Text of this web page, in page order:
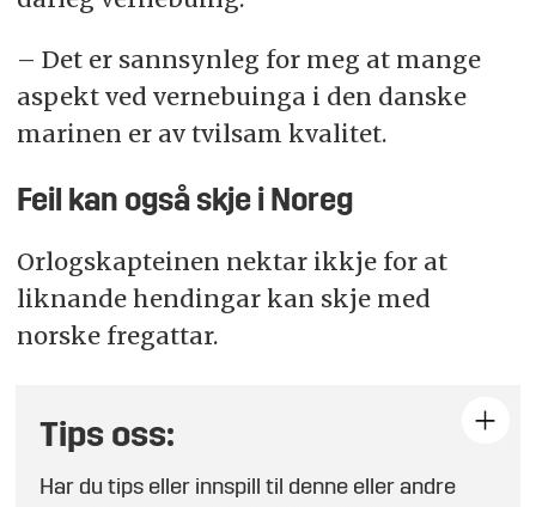
– Det er sannsynleg for meg at mange
aspekt ved vernebuinga i den danske
marinen er av tvilsam kvalitet.
Feil kan også skje i Noreg
Orlogskapteinen nektar ikkje for at
liknande hendingar kan skje med
norske fregattar.
Tips oss:
Har du tips eller innspill til denne eller andre